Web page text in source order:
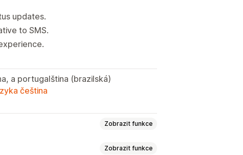
updates.
to SMS.
a portugalština (brazilská)
čeština
Zobrazit funkce
Zobrazit funkce